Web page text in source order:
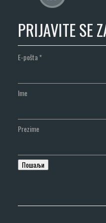
PRIJAVITE SE
E-pošta*
Ime
Prezime